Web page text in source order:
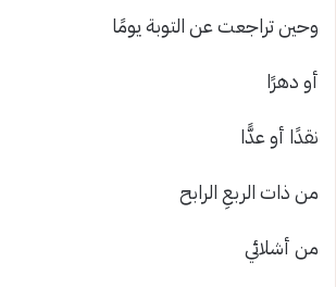
وحين تراجعت عن التوبة يومًا
أو دهرًا
نقدًا أو عدًّا
من ذات الربعِ الرابح
من أشلائي